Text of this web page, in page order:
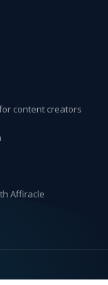
content creators
Affiracle